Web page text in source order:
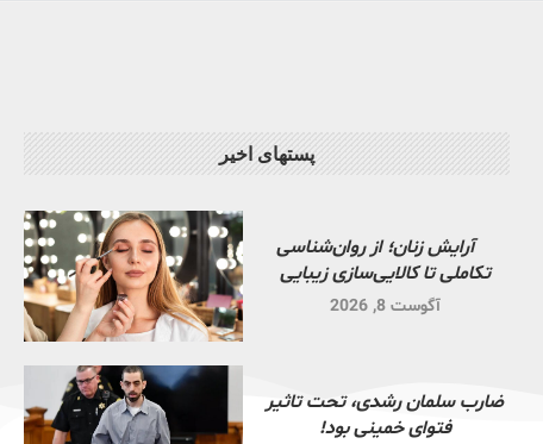
پستهای اخیر
آرایش زنان؛ از روان‌شناسی
تکاملی تا کالایی‌سازی زیبایی
آگوست 8, 2026
ضارب سلمان رشدی، تحت تاثیر
فتوای خمینی بود!